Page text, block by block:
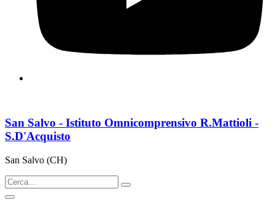
San Salvo - Istituto Omnicomprensivo R.Mattioli -
S.D'Acquisto
San Salvo (CH)